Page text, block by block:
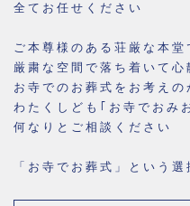
全てお任せください
ご本尊様のある荘厳な本堂
厳粛な空間で落ち着いて
お寺でのお葬式をお考えの
わたくしども｢お寺でおみ
何なりとご相談ください
「お寺でお葬式」という選